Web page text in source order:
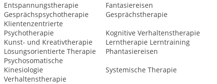
Entspannungstherapie
Fantasiereisen
Gesprächspsychotherapie
Gesprächstherapie
Klientenzentrierte
Psychotherapie
Kognitive Verhaltenstherapie
Kunst- und Kreativtherapie
Lerntherapie Lerntraining
Lösungsorientierte Therapie
Phantasiereisen
Psychosomatische
Kinesiologie
Systemische Therapie
Verhaltenstherapie